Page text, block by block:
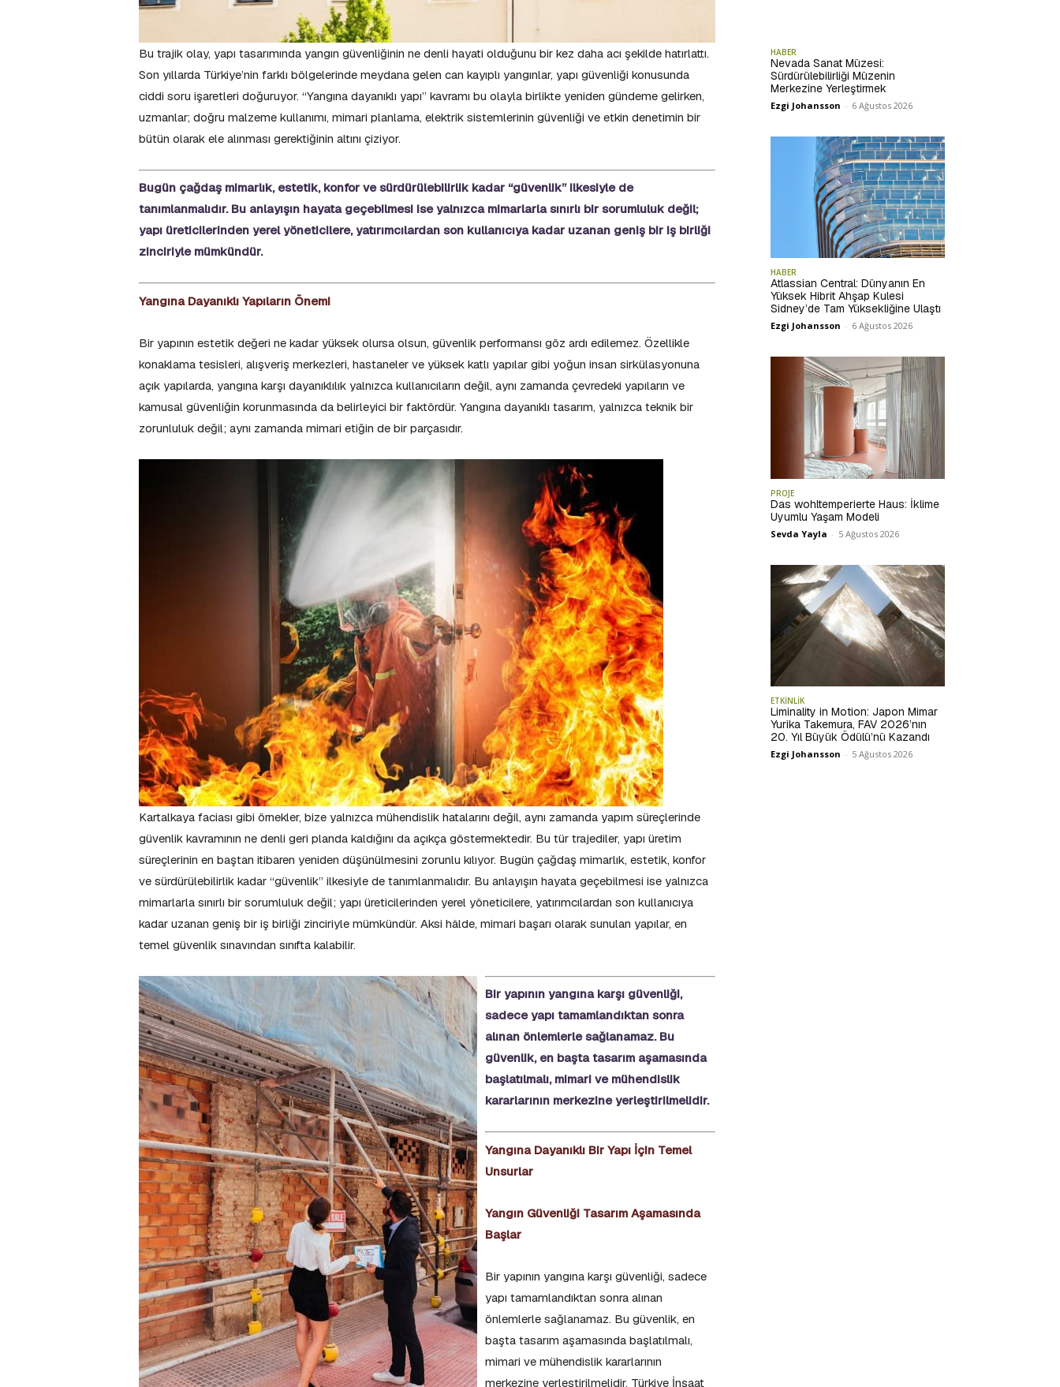
Bu trajik olay, yapı tasarımında yangın güvenliğinin ne denli hayati olduğunu bir kez daha acı şekilde hatırlattı.
Son yıllarda Türkiye’nin farklı bölgelerinde meydana gelen can kayıplı yangınlar, yapı güvenliği konusunda
ciddi soru işaretleri doğuruyor. “Yangına dayanıklı yapı” kavramı bu olayla birlikte yeniden gündeme gelirken,
uzmanlar; doğru malzeme kullanımı, mimari planlama, elektrik sistemlerinin güvenliği ve etkin denetimin bir
bütün olarak ele alınması gerektiğinin altını çiziyor.
Bugün çağdaş mimarlık, estetik, konfor ve sürdürülebilirlik kadar “güvenlik” ilkesiyle de
tanımlanmalıdır. Bu anlayışın hayata geçebilmesi ise yalnızca mimarlarla sınırlı bir sorumluluk değil;
yapı üreticilerinden yerel yöneticilere, yatırımcılardan son kullanıcıya kadar uzanan geniş bir iş birliği
zinciriyle mümkündür.
Yangına Dayanıklı Yapıların Önemi
Bir yapının estetik değeri ne kadar yüksek olursa olsun, güvenlik performansı göz ardı edilemez. Özellikle
konaklama tesisleri, alışveriş merkezleri, hastaneler ve yüksek katlı yapılar gibi yoğun insan sirkülasyonuna
açık yapılarda, yangına karşı dayanıklılık yalnızca kullanıcıların değil, aynı zamanda çevredeki yapıların ve
kamusal güvenliğin korunmasında da belirleyici bir faktördür. Yangına dayanıklı tasarım, yalnızca teknik bir
zorunluluk değil; aynı zamanda mimari etiğin de bir parçasıdır.
Kartalkaya faciası gibi örnekler, bize yalnızca mühendislik hatalarını değil, aynı zamanda yapım süreçlerinde
güvenlik kavramının ne denli geri planda kaldığını da açıkça göstermektedir. Bu tür trajediler, yapı üretim
süreçlerinin en baştan itibaren yeniden düşünülmesini zorunlu kılıyor. Bugün çağdaş mimarlık, estetik, konfor
ve sürdürülebilirlik kadar “güvenlik” ilkesiyle de tanımlanmalıdır. Bu anlayışın hayata geçebilmesi ise yalnızca
mimarlarla sınırlı bir sorumluluk değil; yapı üreticilerinden yerel yöneticilere, yatırımcılardan son kullanıcıya
kadar uzanan geniş bir iş birliği zinciriyle mümkündür. Aksi hâlde, mimari başarı olarak sunulan yapılar, en
temel güvenlik sınavından sınıfta kalabilir.
Bir yapının yangına karşı güvenliği,
sadece yapı tamamlandıktan sonra
alınan önlemlerle sağlanamaz. Bu
güvenlik, en başta tasarım aşamasında
başlatılmalı, mimari ve mühendislik
kararlarının merkezine yerleştirilmelidir.
Yangına Dayanıklı Bir Yapı İçin Temel
Unsurlar
Yangın Güvenliği Tasarım Aşamasında
Başlar
Bir yapının yangına karşı güvenliği, sadece
yapı tamamlandıktan sonra alınan
önlemlerle sağlanamaz. Bu güvenlik, en
başta tasarım aşamasında başlatılmalı,
mimari ve mühendislik kararlarının
merkezine yerleştirilmelidir. Türkiye İnşaat
HABER
Nevada Sanat Müzesi:
Sürdürülebilirliği Müzenin
Merkezine Yerleştirmek
Ezgi Johansson - 6 Ağustos 2026
HABER
Atlassian Central: Dünyanın En
Yüksek Hibrit Ahşap Kulesi
Sidney’de Tam Yüksekliğine Ulaştı
Ezgi Johansson - 6 Ağustos 2026
PROJE
Das wohltemperierte Haus: İklime
Uyumlu Yaşam Modeli
Sevda Yayla - 5 Ağustos 2026
ETKİNLİK
Liminality in Motion: Japon Mimar
Yurika Takemura, FAV 2026’nın
20. Yıl Büyük Ödülü’nü Kazandı
Ezgi Johansson - 5 Ağustos 2026